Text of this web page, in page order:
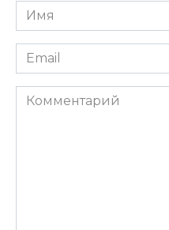
Имя
*
Email
*
Комментарий